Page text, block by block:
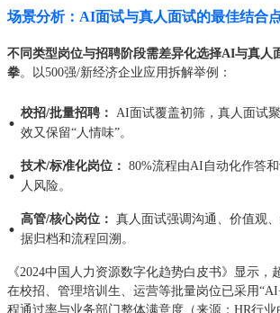
场景分析：AI面试与真人面试的最佳结合
不同类型岗位与招聘阶段需差异化选择AI与真人
拳。以500强/新经济企业应用拆解举例：
· 校招/批量招聘： AI面试覆盖初筛，真人面试
效又保留“人情味”。
· 技术/标准化岗位： 80%流程由AI自动化作答
人风险。
· 高管/核心岗位： 真人面试强调沟通、价值观
据归档和流程回溯。
《2024中国人力资源数字化趋势白皮书》显示，
在校招、管理培训生、运营等批量岗位已采用
程通过率与业务部门整体满意度（来源：HR行业